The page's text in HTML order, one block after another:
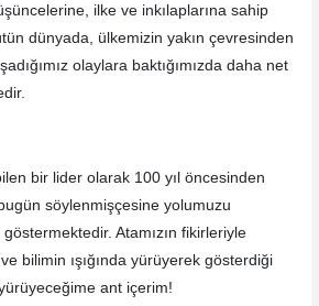
ilke ve inkılaplarına sahip
dünyada, ülkemizin yakın çevresinden
olaylara baktığımızda daha net
bir lider olarak 100 yıl öncesinden
söylenmişçesine yolumuzu
Atamızın fikirleriyle
ve bilimin ışığında yürüyerek gösterdiği
ant içerim!